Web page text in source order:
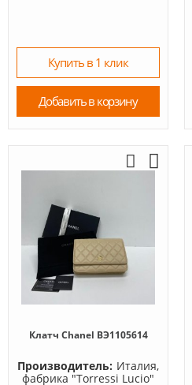
Купить в 1 клик
Добавить в корзину
Клатч Chanel BЭ1105614
Производитель: Италия,
фабрика "Torressi Lucio"